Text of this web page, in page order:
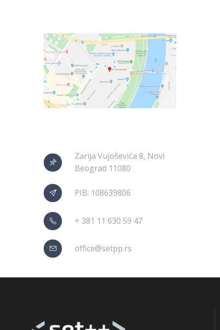
Zarija Vujoševića 8, Novi
Beograd 11080
PIB: 108639806
+ 381 11 630 59 47
office@setpp.rs